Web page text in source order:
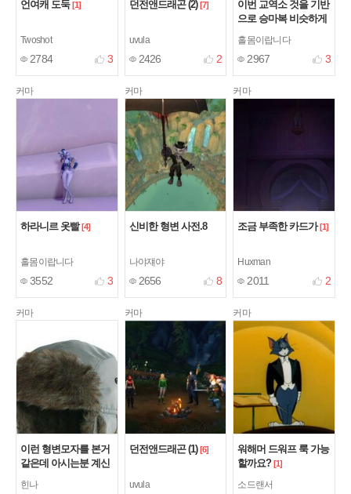
언여캐 도둑 [1]
Twoshot
2784 3
던전앤드래곤 (2) [7]
uvula
2426 2
이번 교역소 것을 기반
으로 승마복 비슷하게
홀몸이랍니다
2967 3
커마
하라니르 옷빨 [4]
홀몸이랍니다
3552 3
커마
신비한 형변 사전.8
나야쟤야
2656 8
커마
조금 부족한 카드가 [1]
Huxman
2011 2
커마
이런 형변모자를 본거
같은데 아시는분 계신
힌나
커마
던전앤드래곤 (1) [6]
uvula
커마
워해머 드워프 룩 가능
할까요? [1]
소드랜서